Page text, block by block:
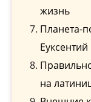
жизнь
Планета-
Еуксентий
на